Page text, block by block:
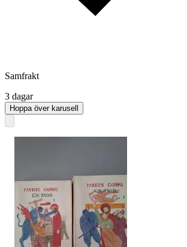
Samfrakt
3 dagar
Hoppa över karusell